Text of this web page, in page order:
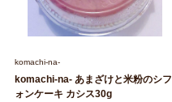
komachi‐na‐
komachi‐na‐ あまざけと米粉のシフ
ォンケーキ カシス30g